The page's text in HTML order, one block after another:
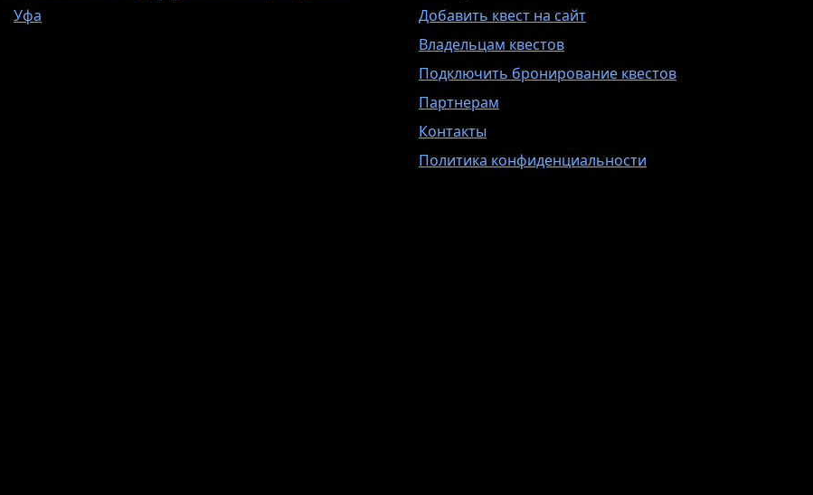
Уфа
Добавить квест на сайт
Владельцам квестов
Подключить бронирование квестов
Партнерам
Контакты
Политика конфиденциальности